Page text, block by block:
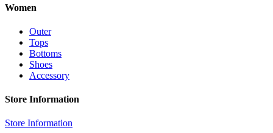
Women
Outer
Tops
Bottoms
Shoes
Accessory
Store Information
Store Information